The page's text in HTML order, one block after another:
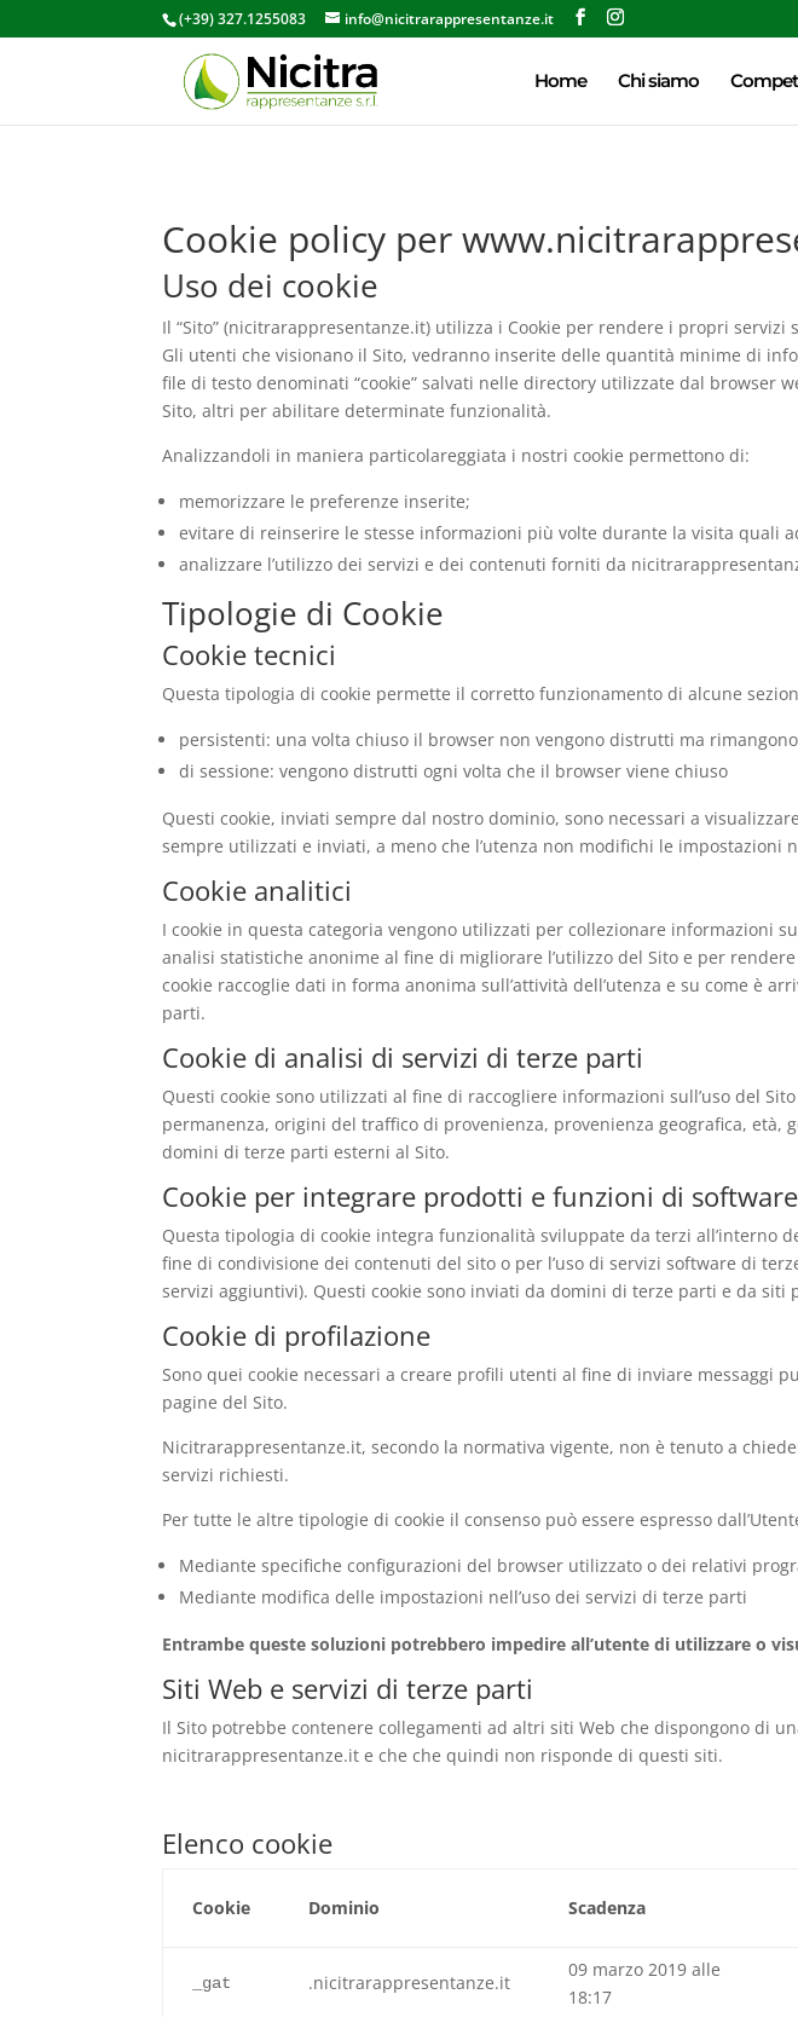
(+39) 327.1255083 info@nicitrarappresentanze.it
Home Chi siamo
Cookie policy per
Uso dei cookie
Il “Sito” (nicitrarappresentanze.it) utilizza i Cookie per rendere i propri
Gli utenti che visionano il Sito, vedranno inserite delle quantità minime di
file di testo denominati “cookie” salvati nelle directory utilizzate dal browser
Sito, altri per abilitare determinate funzionalità.
Analizzandoli in maniera particolareggiata i nostri cookie permettono di:
memorizzare le preferenze inserite;
evitare di reinserire le stesse informazioni più volte durante la visita quali
analizzare l’utilizzo dei servizi e dei contenuti forniti da
Tipologie di Cookie
Cookie tecnici
Questa tipologia di cookie permette il corretto funzionamento di alcune
persistenti: una volta chiuso il browser non vengono distrutti ma
di sessione: vengono distrutti ogni volta che il browser viene chiuso
Questi cookie, inviati sempre dal nostro dominio, sono necessari a
sempre utilizzati e inviati, a meno che l’utenza non modifichi le
Cookie analitici
I cookie in questa categoria vengono utilizzati per collezionare informazioni
analisi statistiche anonime al fine di migliorare l’utilizzo del Sito e per
cookie raccoglie dati in forma anonima sull’attività dell’utenza e su come è
parti.
Cookie di analisi di servizi di terze parti
Questi cookie sono utilizzati al fine di raccogliere informazioni sull’uso del
permanenza, origini del traffico di provenienza, provenienza geografica,
domini di terze parti esterni al Sito.
Cookie per integrare prodotti e funzioni di
Questa tipologia di cookie integra funzionalità sviluppate da terzi all’interno
fine di condivisione dei contenuti del sito o per l’uso di servizi software di
servizi aggiuntivi). Questi cookie sono inviati da domini di terze parti e da
Cookie di profilazione
Sono quei cookie necessari a creare profili utenti al fine di inviare messaggi
pagine del Sito.
Nicitrarappresentanze.it, secondo la normativa vigente, non è tenuto a
servizi richiesti.
Per tutte le altre tipologie di cookie il consenso può essere espresso
Mediante specifiche configurazioni del browser utilizzato o dei relativi
Mediante modifica delle impostazioni nell’uso dei servizi di terze parti
Entrambe queste soluzioni potrebbero impedire all’utente di utilizzare o
Siti Web e servizi di terze parti
Il Sito potrebbe contenere collegamenti ad altri siti Web che dispongono di
nicitrarappresentanze.it e che che quindi non risponde di questi siti.
Elenco cookie
Cookie Dominio Scadenza
_gat .nicitrarappresentanze.it
09 marzo 2019 alle
18:17